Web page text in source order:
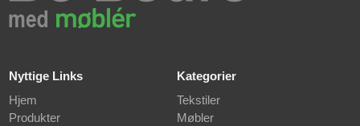
Nyttige Links
Hjem
Produkter
Kategorier
Tekstiler
Møbler